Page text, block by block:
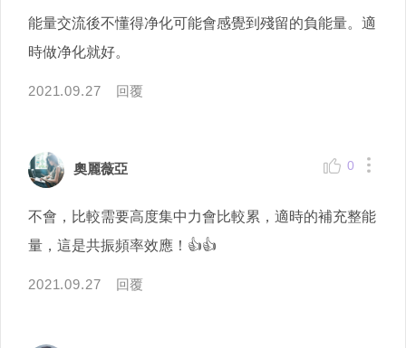
能量交流後不懂得净化可能會感覺到殘留的負能量。適
時做净化就好。
2021.09.27 回覆
奧麗薇亞 0
不會，比較需要高度集中力會比較累，適時的補充整能
量，這是共振頻率效應！👍👍
2021.09.27 回覆